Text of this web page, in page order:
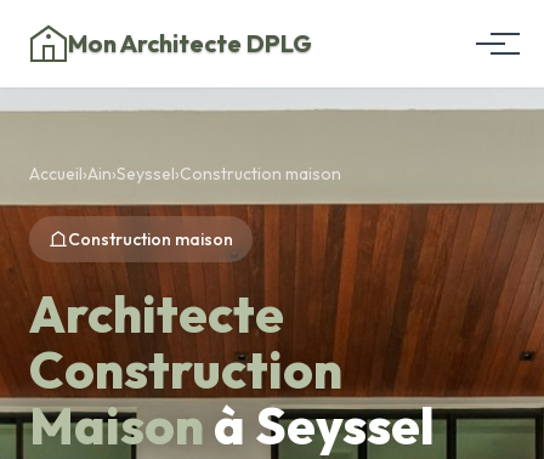
Mon Architecte DPLG
Accueil›Ain›Seyssel›Construction maison
Construction maison
Architecte
Construction
Maisonà Seyssel